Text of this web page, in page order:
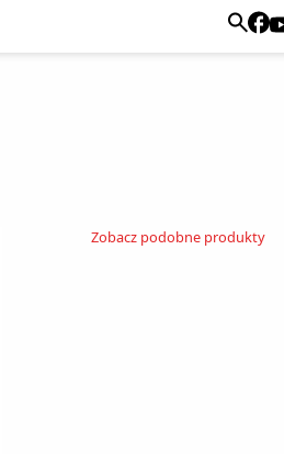
Zobacz podobne produkty